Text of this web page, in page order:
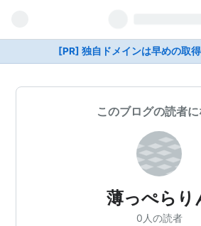
[PR] 独自ドメインは早めの取
このブログの読者
薄っぺらり
0人の読者